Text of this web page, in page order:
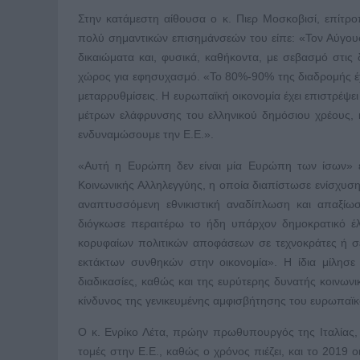
Στην κατάμεστη αίθουσα ο κ. Πιερ Μοσκοβισί,
πολύ σημαντικών επισημάνσεών του είπε: «Τον
δικαιώματα και, φυσικά, καθήκοντα, με σεβασμό
χώρος για εφησυχασμό. «Το 80%-90% της διαδρομής
μεταρρυθμίσεις. Η ευρωπαϊκή οικονομία έχει
μέτρων ελάφρυνσης του ελληνικού δημόσιου
ενδυναμώσουμε την Ε.Ε.».
«Αυτή η Ευρώπη δεν είναι μία Ευρώπη των ίσων»
Κοινωνικής Αλληλεγγύης, η οποία διαπίστωσε
αναπτυσσόμενη εθνικιστική αναδίπλωση και
διόγκωσε περαιτέρω το ήδη υπάρχον
κορυφαίων πολιτικών αποφάσεων σε τεχνοκράτες ή
εκτάκτων συνθηκών στην οικονομία». Η ίδια
διαδικασίες, καθώς και της ευρύτερης δυνατής
κίνδυνος της γενικευμένης αμφισβήτησης του
Ο κ. Ενρίκο Λέτα, πρώην πρωθυπουργός της Ιταλίας,
τομές στην Ε.Ε., καθώς ο χρόνος πιέζει, και το 2019